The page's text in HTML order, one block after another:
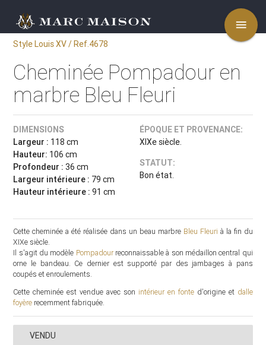
menu
Style Louis XV / Ref.4678
Cheminée Pompadour en
marbre Bleu Fleuri
DIMENSIONS
Largeur : 118 cm
Hauteur: 106 cm
Profondeur : 36 cm
Largeur intérieure : 79 cm
Hauteur intérieure :91 cm
ÉPOQUE ET PROVENANCE:
XIXe siècle.
STATUT:
Bon état.
Cette cheminée a été réalisée dans un beau marbre Bleu Fleuri à la fin du
XIXe siècle.
Il s'agit du modèle Pompadourreconnaissable à son médaillon central qui
orne le bandeau. Ce dernier est supporté par des jambages à pans
coupés et enroulements.
Cette cheminée est vendue avec son intérieur en fonted'origine et dalle
foyère recemment fabriquée.
VENDU